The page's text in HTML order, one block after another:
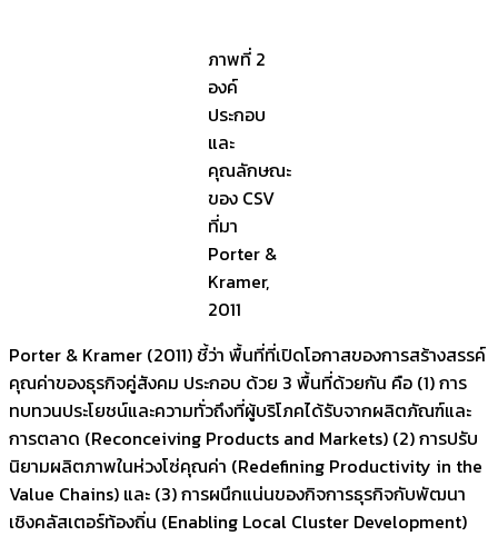
ภาพที่ 2
องค์
ประกอบ
และ
คุณลักษณะ
ของ CSV
ที่มา
Porter &
Kramer,
2011
Porter & Kramer (2011) ชี้ว่า พื้นที่ที่เปิดโอกาสของการสร้างสรรค์
คุณค่าของธุรกิจคู่สังคม ประกอบ ด้วย 3 พื้นที่ด้วยกัน คือ (1) การ
ทบทวนประโยชน์และความทั่วถึงที่ผู้บริโภคได้รับจากผลิตภัณฑ์และ
การตลาด (Reconceiving Products and Markets) (2) การปรับ
นิยามผลิตภาพในห่วงโซ่คุณค่า (Redefining Productivity in the
Value Chains) และ (3) การผนึกแน่นของกิจการธุรกิจกับพัฒนา
เชิงคลัสเตอร์ท้องถิ่น (Enabling Local Cluster Development)